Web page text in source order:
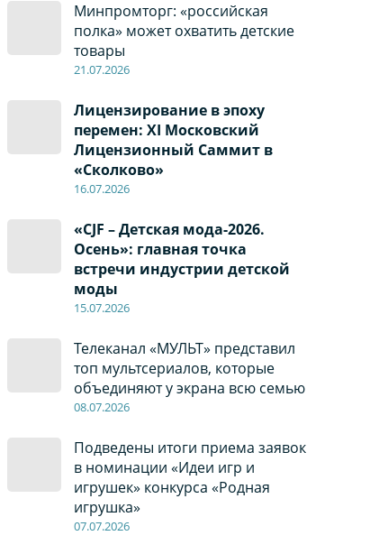
Минпромторг: «российская
полка» может охватить детские
товары
21.07.2026
Лицензирование в эпоху
перемен: XI Московский
Лицензионный Саммит в
«Сколково»
16.07.2026
«CJF – Детская мода-2026.
Осень»: главная точка
встречи индустрии детской
моды
15.07.2026
Телеканал «МУЛЬТ» представил
топ мультсериалов, которые
объединяют у экрана всю семью
08.07.2026
Подведены итоги приема заявок
в номинации «Идеи игр и
игрушек» конкурса «Родная
игрушка»
07.07.2026